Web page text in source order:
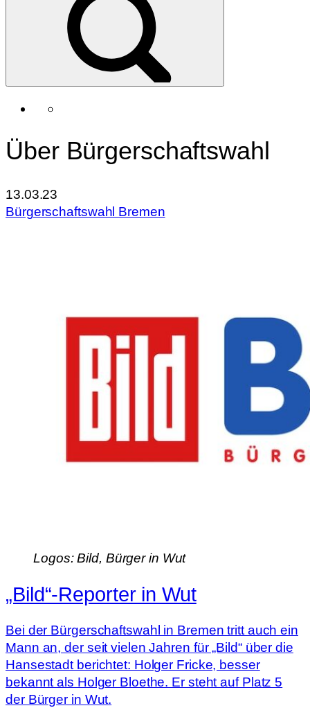
Über Bürgerschaftswahl
13.03.23
Bürgerschaftswahl Bremen
Logos: Bild, Bürger in Wut
„Bild“-Reporter in Wut
Bei der Bürgerschaftswahl in Bremen tritt auch ein
Mann an, der seit vielen Jahren für „Bild“ über die
Hansestadt berichtet: Holger Fricke, besser
bekannt als Holger Bloethe. Er steht auf Platz 5
der Bürger in Wut.